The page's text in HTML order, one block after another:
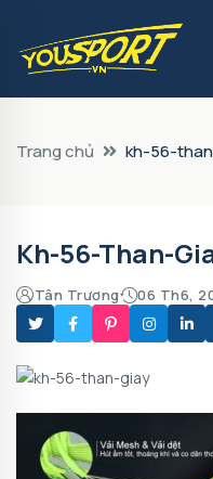
Trang chủ kh-56-
Kh-56-Than-
Tân Trương 06 Th6,